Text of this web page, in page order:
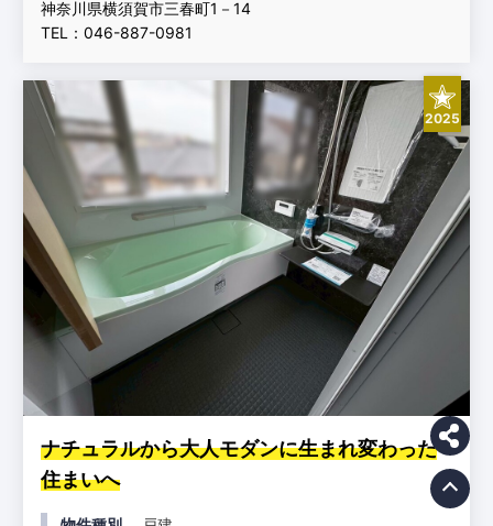
神奈川県横須賀市三春町1－14
TEL：046-887-0981
2025
ナチュラルから大人モダンに生まれ変わった
住まいへ